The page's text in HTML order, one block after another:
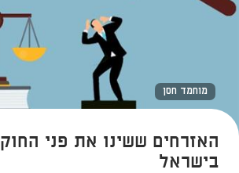
מוחמד חסן
האזרחים ששינו את פני החוק
בישראל